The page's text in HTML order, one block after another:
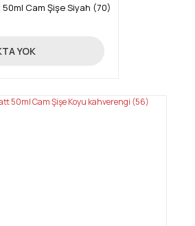
Cam Şişe Siyah (70)
TL
YOK